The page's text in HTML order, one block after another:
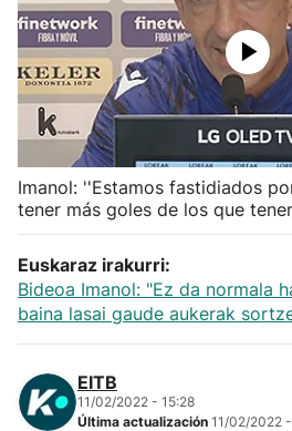
Herri-kirolak
Balonmano
Kirolak 360
Atletismo
Carreras de montaña
"Helmuga"
Imanol: ''Estamos fastidiados
tener más goles de los que
Euskaraz irakurri:
Bideoa Imanol: "Ez da normala
baina lasai gaude aukerak
EITB
11/02/2022 - 15:28
Última actualización 11/02/2022